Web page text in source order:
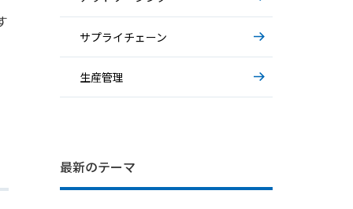
サプライチェーン
生産管理
最新のテーマ
IT部門の困りごと… システム運用の
裏側
基礎から解説～AIエージェント～
基礎から解説～物流アウトソーシング
～